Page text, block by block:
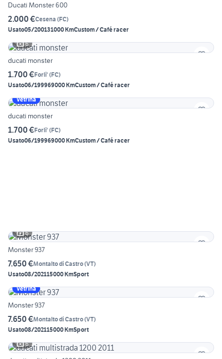
Ducati Monster 600
2.000 €Cesena (FC)
Usato05/200131000 KmCustom / Café racer
6
ducati monster
1.700 €Forli' (FC)
Usato06/199969000 KmCustom / Café racer
Vetrina
ducati monster
1.700 €Forli' (FC)
Usato06/199969000 KmCustom / Café racer
6
Monster 937
7.650 €Montalto di Castro(VT)
Usato08/202115000 KmSport
Vetrina
Monster 937
7.650 €Montalto di Castro(VT)
Usato08/202115000 KmSport
6